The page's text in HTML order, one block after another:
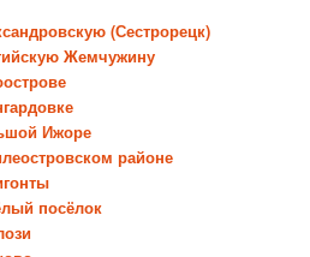
(Сестрорецк)
Жемчужину
Ижоре
районе
посёлок